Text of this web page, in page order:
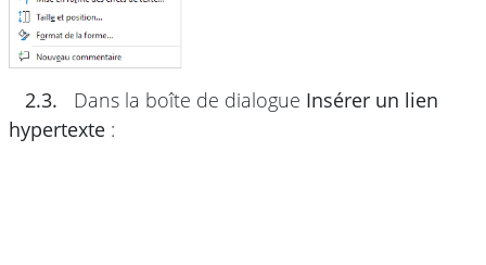
2.3. Dans la boîte de dialogue Insérer un lien
hypertexte :